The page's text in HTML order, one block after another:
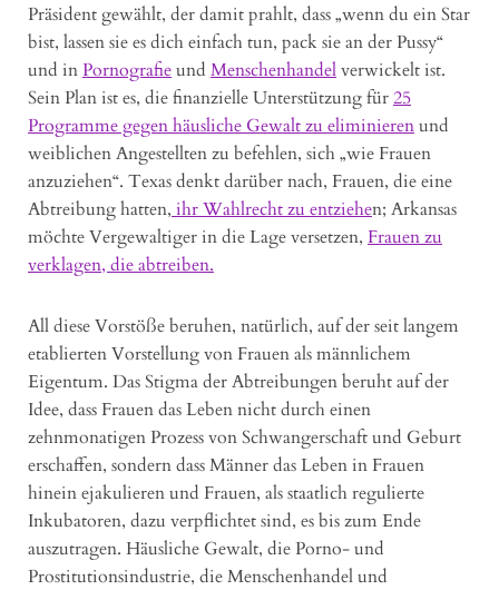
Präsident gewählt, der damit prahlt, dass „wenn du ein Star
bist, lassen sie es dich einfach tun, pack sie an der Pussy“
und inPornografieund Menschenhandelverwickelt ist.
Sein Plan ist es, die finanzielle Unterstützung für25
Programme gegen häusliche Gewalt zu eliminierenund
weiblichen Angestellten zu befehlen, sich „wie Frauen
anzuziehen“. Texas denkt darüber nach, Frauen, die eine
Abtreibung hatten, ihr Wahlrecht zu entziehen; Arkansas
möchte Vergewaltiger in die Lage versetzen, Frauen zu
verklagen, die abtreiben.
All diese Vorstöße beruhen, natürlich, auf der seit langem
etablierten Vorstellung von Frauen als männlichem
Eigentum. Das Stigma der Abtreibungen beruht auf der
Idee, dass Frauen das Leben nicht durch einen
zehnmonatigen Prozess von Schwangerschaft und Geburt
erschaffen, sondern dass Männer das Leben in Frauen
hinein ejakulieren und Frauen, als staatlich regulierte
Inkubatoren, dazu verpflichtet sind, es bis zum Ende
auszutragen. Häusliche Gewalt, die Porno- und
Prostitutionsindustrie, die Menschenhandel und